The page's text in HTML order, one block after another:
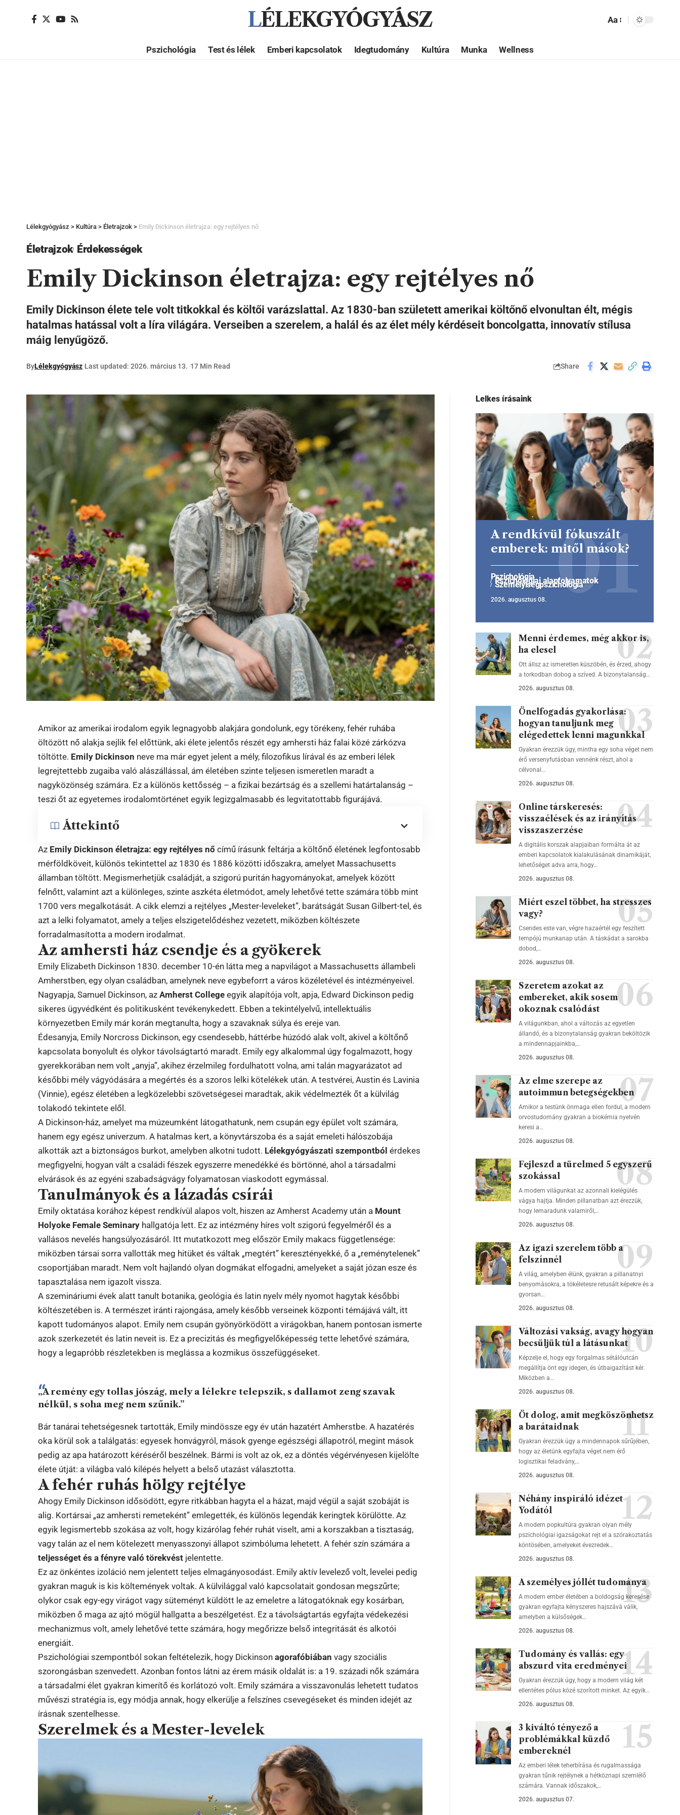
LÉLEKGYÓGYÁSZ Aa
Pszichológia Test és lélek Emberi kapcsolatok Idegtudomány Kultúra Munka Wellness
Lélekgyógyász > Kultúra > Életrajzok > Emily Dickinson életrajza: egy rejtélyes nő
Életrajzok Érdekességek
Emily Dickinson életrajza: egy rejtélyes nő
Emily Dickinson élete tele volt titkokkal és költői varázslattal. Az 1830-ban született amerikai költőnő elvonultan élt, mégis
hatalmas hatással volt a líra világára. Verseiben a szerelem, a halál és az élet mély kérdéseit boncolgatta, innovatív stílusa
máig lenyűgöző.
ByLélekgyógyász Last updated: 2026. március 13. 17 Min Read Share
Amikor az amerikai irodalom egyik legnagyobb alakjára gondolunk, egy törékeny, fehér ruhába
öltözött nő alakja sejlik fel előttünk, aki élete jelentős részét egy amhersti ház falai közé zárkózva
töltötte. Emily Dickinson neve ma már egyet jelent a mély, filozofikus lírával és az emberi lélek
legrejtettebb zugaiba való alászállással, ám életében szinte teljesen ismeretlen maradt a
nagyközönség számára. Ez a különös kettősség – a fizikai bezártság és a szellemi határtalanság –
teszi őt az egyetemes irodalomtörténet egyik legizgalmasabb és legvitatottabb figurájává.
Áttekintő
Az Emily Dickinson életrajza: egy rejtélyes nő című írásunk feltárja a költőnő életének legfontosabb
mérföldköveit, különös tekintettel az 1830 és 1886 közötti időszakra, amelyet Massachusetts
államban töltött. Megismerhetjük családját, a szigorú puritán hagyományokat, amelyek között
felnőtt, valamint azt a különleges, szinte aszkéta életmódot, amely lehetővé tette számára több mint
1700 vers megalkotását. A cikk elemzi a rejtélyes „Mester-leveleket”, barátságát Susan Gilbert-tel, és
azt a lelki folyamatot, amely a teljes elszigetelődéshez vezetett, miközben költészete
forradalmasította a modern irodalmat.
Az amhersti ház csendje és a gyökerek
Emily Elizabeth Dickinson 1830. december 10-én látta meg a napvilágot a Massachusetts állambeli
Amherstben, egy olyan családban, amelynek neve egybeforrt a város közéletével és intézményeivel.
Nagyapja, Samuel Dickinson, azAmherst College egyik alapítója volt, apja, Edward Dickinson pedig
sikeres ügyvédként és politikusként tevékenykedett. Ebben a tekintélyelvű, intellektuális
környezetben Emily már korán megtanulta, hogy a szavaknak súlya és ereje van.
Édesanyja, Emily Norcross Dickinson, egy csendesebb, háttérbe húzódó alak volt, akivel a költőnő
kapcsolata bonyolult és olykor távolságtartó maradt. Emily egy alkalommal úgy fogalmazott, hogy
gyerekkorában nem volt „anyja”, akihez érzelmileg fordulhatott volna, ami talán magyarázatot ad
későbbi mély vágyódására a megértés és a szoros lelki kötelékek után. A testvérei, Austin és Lavinia
(Vinnie), egész életében a legközelebbi szövetségesei maradtak, akik védelmezték őt a külvilág
tolakodó tekintete elől.
A Dickinson-ház, amelyet ma múzeumként látogathatunk, nem csupán egy épület volt számára,
hanem egy egész univerzum. A hatalmas kert, a könyvtárszoba és a saját emeleti hálószobája
alkották azt a biztonságos burkot, amelyben alkotni tudott. Lélekgyógyászati szempontból érdekes
megfigyelni, hogyan vált a családi fészek egyszerre menedékké és börtönné, ahol a társadalmi
elvárások és az egyéni szabadságvágy folyamatosan viaskodott egymással.
Tanulmányok és a lázadás csírái
Emily oktatása korához képest rendkívül alapos volt, hiszen az Amherst Academy után a Mount
Holyoke Female Seminary hallgatója lett. Ez az intézmény híres volt szigorú fegyelméről és a
vallásos nevelés hangsúlyozásáról. Itt mutatkozott meg először Emily makacs függetlensége:
miközben társai sorra vallották meg hitüket és váltak „megtért” keresztényekké, ő a „reménytelenek”
csoportjában maradt. Nem volt hajlandó olyan dogmákat elfogadni, amelyeket a saját józan esze és
tapasztalása nem igazolt vissza.
A szemináriumi évek alatt tanult botanika, geológia és latin nyelv mély nyomot hagytak későbbi
költészetében is. A természet iránti rajongása, amely később verseinek központi témájává vált, itt
kapott tudományos alapot. Emily nem csupán gyönyörködött a virágokban, hanem pontosan ismerte
azok szerkezetét és latin neveit is. Ez a precizitás és megfigyelőképesség tette lehetővé számára,
hogy a legapróbb részletekben is meglássa a kozmikus összefüggéseket.
„A remény egy tollas jószág, mely a lélekre telepszik, s dallamot zeng szavak
nélkül, s soha meg nem szűnik.”
Bár tanárai tehetségesnek tartották, Emily mindössze egy év után hazatért Amherstbe. A hazatérés
oka körül sok a találgatás: egyesek honvágyról, mások gyenge egészségi állapotról, megint mások
pedig az apa határozott kéréséről beszélnek. Bármi is volt az ok, ez a döntés végérvényesen kijelölte
élete útját: a világba való kilépés helyett a belső utazást választotta.
A fehér ruhás hölgy rejtélye
Ahogy Emily Dickinson idősödött, egyre ritkábban hagyta el a házat, majd végül a saját szobáját is
alig. Kortársai „az amhersti remeteként” emlegették, és különös legendák keringtek körülötte. Az
egyik legismertebb szokása az volt, hogy kizárólag fehér ruhát viselt, ami a korszakban a tisztaság,
vagy talán az el nem kötelezett menyasszonyi állapot szimbóluma lehetett. A fehér szín számára a
teljességet és a fényre való törekvést jelentette.
Ez az önkéntes izoláció nem jelentett teljes elmagányosodást. Emily aktív levelező volt, levelei pedig
gyakran maguk is kis költemények voltak. A külvilággal való kapcsolatait gondosan megszűrte;
olykor csak egy-egy virágot vagy süteményt küldött le az emeletre a látogatóknak egy kosárban,
miközben ő maga az ajtó mögül hallgatta a beszélgetést. Ez a távolságtartás egyfajta védekezési
mechanizmus volt, amely lehetővé tette számára, hogy megőrizze belső integritását és alkotói
energiáit.
Pszichológiai szempontból sokan feltételezik, hogy Dickinsonagorafóbiában vagy szociális
szorongásban szenvedett. Azonban fontos látni az érem másik oldalát is: a 19. századi nők számára
a társadalmi élet gyakran kimerítő és korlátozó volt. Emily számára a visszavonulás lehetett tudatos
művészi stratégia is, egy módja annak, hogy elkerülje a felszínes csevegéseket és minden idejét az
írásnak szentelhesse.
Szerelmek és a Mester-levelek
Lelkes írásaink
A rendkívül fókuszált
emberek: mitől mások?
Pszichológia
Pszichológiai alapfolyamatok
Személyiségpszichológia
2026. augusztus 08.
Menni érdemes, még akkor is,
ha elesel
Ott állsz az ismeretlen küszöbén, és érzed, ahogy
a torkodban dobog a szíved. A bizonytalanság…
2026. augusztus 08.
Önelfogadás gyakorlása:
hogyan tanuljunk meg
elégedettek lenni magunkkal
Gyakran érezzük úgy, mintha egy soha véget nem
érő versenyfutásban vennénk részt, ahol a
célvonal…
2026. augusztus 08.
Online társkeresés:
visszaélések és az irányítás
visszaszerzése
A digitális korszak alapjaiban formálta át az
emberi kapcsolatok kialakulásának dinamikáját,
lehetőséget adva arra, hogy…
2026. augusztus 08.
Miért eszel többet, ha stresszes
vagy?
Csendes este van, végre hazaértél egy feszített
tempójú munkanap után. A táskádat a sarokba
dobod,…
2026. augusztus 08.
Szeretem azokat az
embereket, akik sosem
okoznak csalódást
A világunkban, ahol a változás az egyetlen
állandó, és a bizonytalanság gyakran beköltözik
a mindennapjainkba,…
2026. augusztus 08.
Az elme szerepe az
autoimmun betegségekben
Amikor a testünk önmaga ellen fordul, a modern
orvostudomány gyakran a biokémia nyelvén
keresi a…
2026. augusztus 08.
Fejleszd a türelmed 5 egyszerű
szokással
A modern világunkat az azonnali kielégülés
vágya hajtja. Minden pillanatban azt érezzük,
hogy lemaradunk valamiről,…
2026. augusztus 08.
Az igazi szerelem több a
felszínnél
A világ, amelyben élünk, gyakran a pillanatnyi
benyomásokra, a tökéletesre retusált képekre és a
gyorsan…
2026. augusztus 08.
Változási vakság, avagy hogyan
becsüljük túl a látásunkat
Képzelje el, hogy egy forgalmas sétálóutcán
megállítja önt egy idegen, és útbaigazítást kér.
Miközben a…
2026. augusztus 08.
Öt dolog, amit megköszönhetsz
a barátaidnak
Gyakran érezzük úgy a mindennapok sűrűjében,
hogy az életünk egyfajta véget nem érő
logisztikai feladvány,…
2026. augusztus 08.
Néhány inspiráló idézet
Yodától
A modern popkultúra gyakran olyan mély
pszichológiai igazságokat rejt el a szórakoztatás
köntösében, amelyeket évezredek…
2026. augusztus 08.
A személyes jóllét tudománya
A modern ember életében a boldogság keresése
gyakran egyfajta kényszeres hajszává válik,
amelyben a külsőségek…
2026. augusztus 08.
Tudomány és vallás: egy
abszurd vita eredményei
Gyakran érezzük úgy, hogy a modern világ két
ellentétes pólus közé szorított minket. Az egyik…
2026. augusztus 08.
3 kiváltó tényező a
problémákkal küzdő
embereknél
Az emberi lélek teherbírása és rugalmassága
gyakran tűnik rejtélynek a hétköznapi szemlélő
számára. Vannak időszakok,…
2026. augusztus 07.